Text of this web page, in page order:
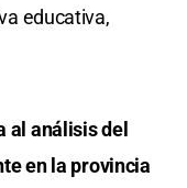
educativa,
al análisis del
en la provincia